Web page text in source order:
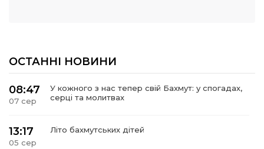
ОСТАННІ НОВИНИ
08:47
07 сер
У кожного з нас тепер свій Бахмут: у спогадах,
серці та молитвах
13:17
05 сер
Літо бахмутських дітей